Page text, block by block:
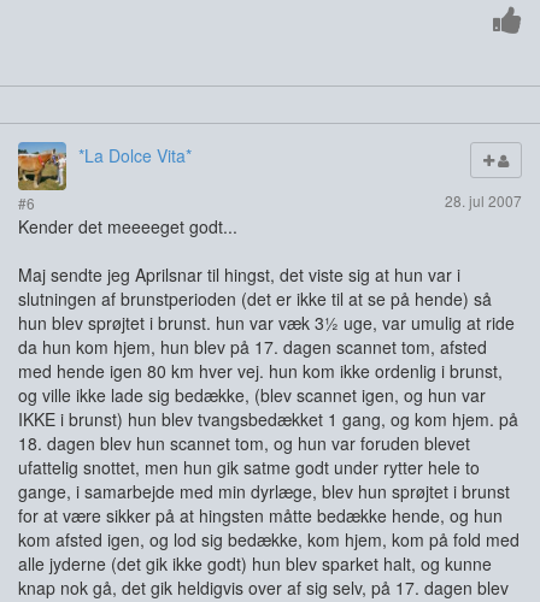
*La Dolce Vita*
#6 28. jul 2007
Kender det meeeeget godt...
Maj sendte jeg Aprilsnar til hingst, det viste sig at hun var i
slutningen af brunstperioden (det er ikke til at se på hende) så
hun blev sprøjtet i brunst. hun var væk 3½ uge, var umulig at ride
da hun kom hjem, hun blev på 17. dagen scannet tom, afsted
med hende igen 80 km hver vej. hun kom ikke ordenlig i brunst,
og ville ikke lade sig bedække, (blev scannet igen, og hun var
IKKE i brunst) hun blev tvangsbedækket 1 gang, og kom hjem. på
18. dagen blev hun scannet tom, og hun var foruden blevet
ufattelig snottet, men hun gik satme godt under rytter hele to
gange, i samarbejde med min dyrlæge, blev hun sprøjtet i brunst
for at være sikker på at hingsten måtte bedække hende, og hun
kom afsted igen, og lod sig bedække, kom hjem, kom på fold med
alle jyderne (det gik ikke godt) hun blev sparket halt, og kunne
knap nok gå, det gik heldigvis over af sig selv, på 17. dagen blev